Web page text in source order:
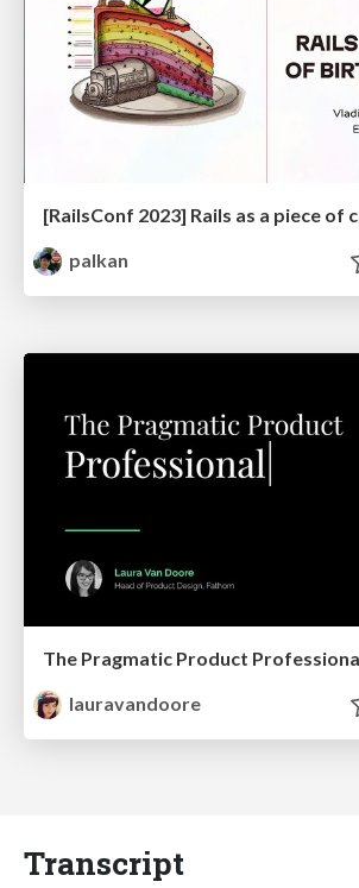
[RailsConf 2023] Rails as a piece of
palkan
The Pragmatic Product
lauravandoore
Transcript